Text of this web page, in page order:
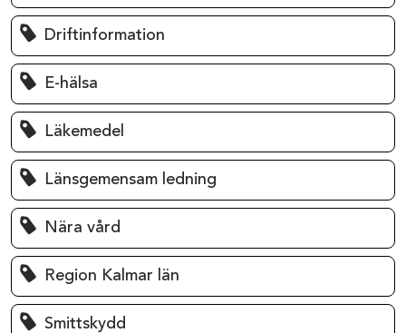
Driftinformation
E-hälsa
Läkemedel
Länsgemensam ledning
Nära vård
Region Kalmar län
Smittskydd